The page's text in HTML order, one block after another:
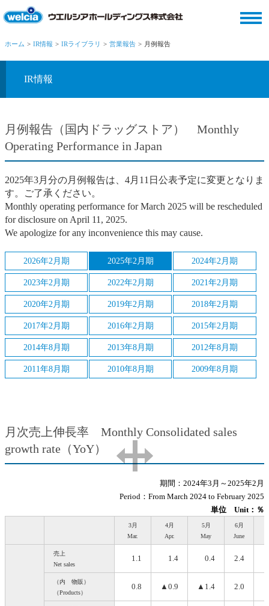
ホーム IR情報 IRライブラリ 営業報告 月例報告
IR情報
月例報告（国内ドラッグストア） Monthly
Operating Performance in Japan
2025年3月分の月例報告は、4月11日公表予定に変更となりま
す。ご了承ください。
Monthly operating performance for March 2025 will be rescheduled
for disclosure on April 11, 2025.
We apologize for any inconvenience this may cause.
2026年2月期 2025年2月期 2024年2月期
2023年2月期 2022年2月期 2021年2月期
2020年2月期 2019年2月期 2018年2月期
2017年2月期 2016年2月期 2015年2月期
2014年8月期 2013年8月期 2012年8月期
2011年8月期 2010年8月期 2009年8月期
月次売上伸長率 Monthly Consolidated sales
growth rate（YoY）
期間：2024年3月～2025年2月
Period：From March 2024 to February 2025
単位 Unit：％
3月
Mar.
4月
Apr.
5月
May
6月
June
売上
Net sales
1.1 1.4 0.4 2.4
（内 物販）
（Products）
0.8 ▲0.9 ▲1.4 2.0